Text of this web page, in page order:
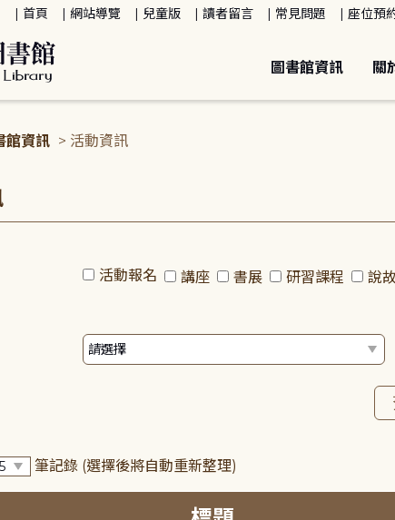
首頁 網站導覽 兒童版 讀者留言 常見問題 座位預
圖書館資訊 關
館資訊 > 活動資訊
活動報名 講座 書展 研習課程 說
筆記錄 (選擇後將自動重新整理)